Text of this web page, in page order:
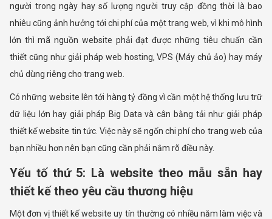
người trong ngày hay số lượng người truy cập đồng thời là bao
nhiêu cũng ảnh hưởng tới chi phí của một trang web, vì khi mô hình
lớn thì mã nguồn website phải đạt được những tiêu chuẩn cần
thiết cũng như giải pháp web hosting, VPS (Máy chủ ảo) hay máy
chủ dùng riêng cho trang web.
Có những website lên tới hàng tỷ đồng vì cần một hệ thống lưu trữ
dữ liệu lớn hay giải pháp Big Data và cân bằng tải như giải pháp
thiết kế website tin tức. Việc này sẽ ngốn chi phí cho trang web của
bạn nhiều hơn nên bạn cũng cần phải nắm rõ điều này.
Yếu tố thứ 5: Là website theo mẫu sẵn hay
thiết kế theo yêu cầu thương hiệu
Một đơn vị thiết kế website uy tín thường có nhiều năm làm việc và